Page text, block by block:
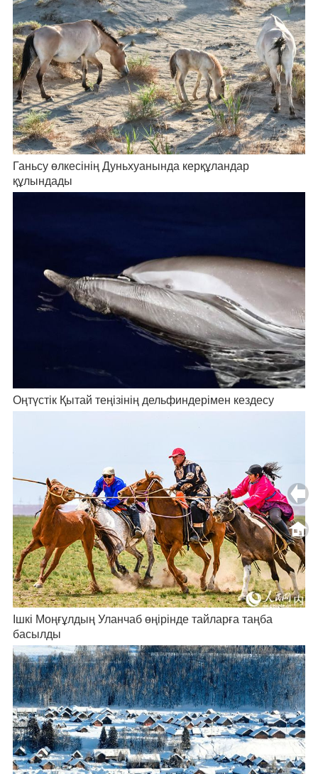
Ганьсу өлкесінің Дуньхуанында керқұландар
құлындады
Оңтүстік Қытай теңізінің дельфиндерімен кездесу
Ішкі Моңғұлдың Уланчаб өңірінде тайларға таңба
басылды